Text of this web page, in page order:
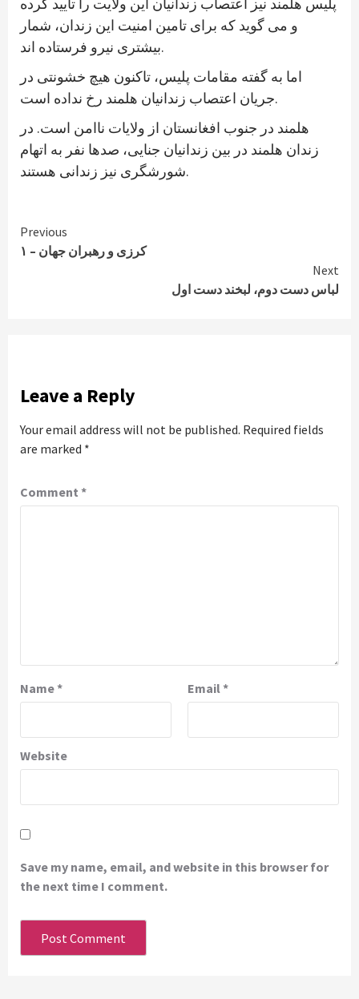
پلیس هلمند نیز اعتصاب زندانیان این ولایت را تایید کرده
و می گوید که برای تامین امنیت این زندان، شمار
بیشتری نیرو فرستاده اند.
اما به گفته مقامات پلیس، تاکنون هیچ خشونتی در
جریان اعتصاب زندانیان هلمند رخ نداده است.
هلمند در جنوب افغانستان از ولایات ناامن است. در
زندان هلمند در بین زندانیان جنایی، صدها نفر به اتهام
شورشگری نیز زندانی هستند.
Continue
Reading
Previous
کرزی و رهبران جهان – ۱
Next
لباس دست دوم، لبخند دست اول
Leave a Reply
Your email address will not be published. Required fields
are marked *
Comment *
Name* Email*
Website
Save my name, email, and website in this browser for
the next time I comment.